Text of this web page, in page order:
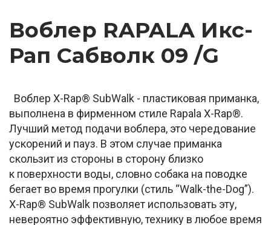
Воблер RAPALA Икс-
Рап Сабволк 09 /G
Воблер X-Rap® SubWalk - пластиковая приманка,
выполнена в фирменном стиле Rapala X-Rap®.
Лучший метод подачи воблера, это чередование
ускорений и пауз. В этом случае приманка
скользит из стороны в сторону близко
к поверхности воды, словно собака на поводке
бегает во время прогулки (стиль “Walk-the-Dog”).
X-Rap® SubWalk позволяет использовать эту,
невероятно эффективную, технику в любое время